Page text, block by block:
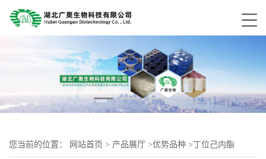
您当前的位置： 网站首页 > 产品展厅 >优势品种 >丁位己内酯